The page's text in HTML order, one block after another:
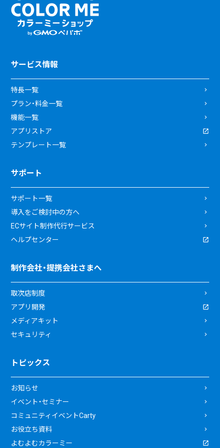
サービス情報
特長一覧
プラン・料金一覧
機能一覧
アプリストア
テンプレート一覧
サポート
サポート一覧
導入をご検討中の方へ
ECサイト制作代行サービス
ヘルプセンター
制作会社・提携会社さまへ
取次店制度
アプリ開発
メディアキット
セキュリティ
トピックス
お知らせ
イベント・セミナー
コミュニティイベントCarty
お役立ち資料
よむよむカラーミー